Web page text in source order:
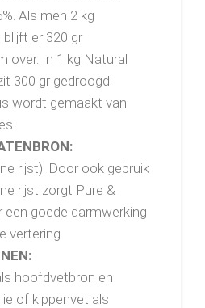
Als men 2 kg
er 320 gr
over. In 1 kg Natural
300 gr gedroogd
wordt gemaakt van
rijst). Door ook gebruik
rijst zorgt Pure &
een goede darmwerking
vertering.
hoofdvetbron en
of kippenvet als